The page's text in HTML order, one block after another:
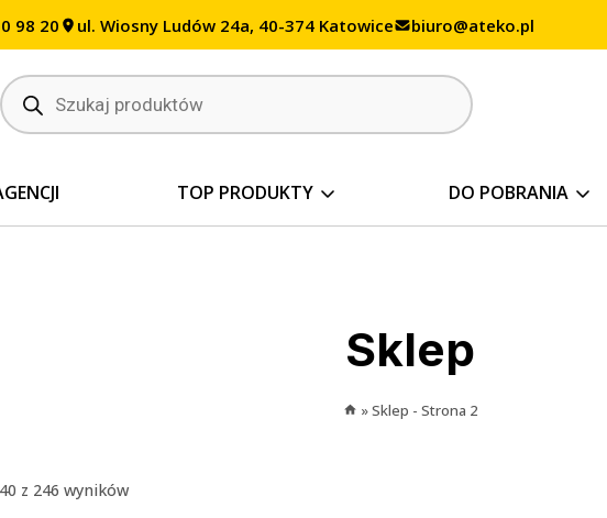
98 20 ul. Wiosny Ludów 24a, 40-374 Katowice biuro@ateko.pl
Wyszukiwarka
produktów
TOP PRODUKTY DO POBRANIA
Sklep
»Sklep - Strona 2
z 246 wyników